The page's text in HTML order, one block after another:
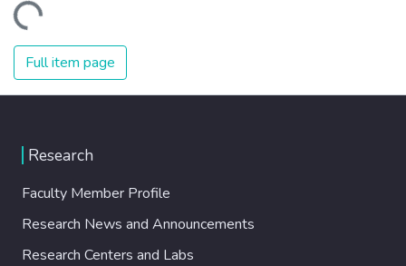
Loading...Full item page
Research
Faculty Member Profile
Research News and Announcements
Research Centers and Labs